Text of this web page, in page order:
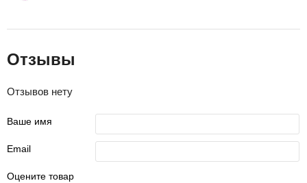
Отзывы
Отзывов нету
Ваше имя
Email
Оцените товар